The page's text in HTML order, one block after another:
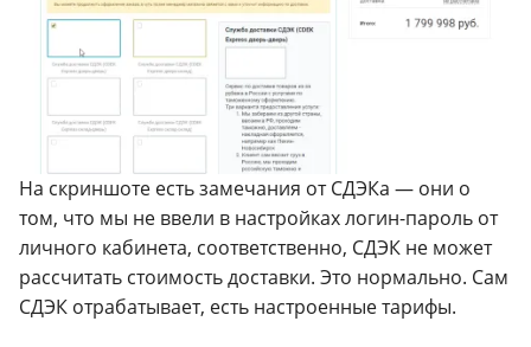
На скриншоте есть замечания от СДЭКа — они о
том, что мы не ввели в настройках логин-пароль от
личного кабинета, соответственно, СДЭК не может
рассчитать стоимость доставки. Это нормально. Сам
СДЭК отрабатывает, есть настроенные тарифы.